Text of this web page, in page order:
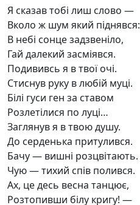
Я сказав тобі лиш слово —
Вколо ж шум який піднявся:
В небі сонце задзвеніло,
Гай далекий засміявся.
Подививсь я в твої очі.
Стиснув руку в любій муці.
Білі гуси ген за ставом
Розлетілися по луці…
Заглянув я в твою душу.
До серденька притулився.
Бачу — вишні розцвітають.
Чую — тихий спів полився.
Ах, це десь весна танцює,
Розтопивши білу кригу! —